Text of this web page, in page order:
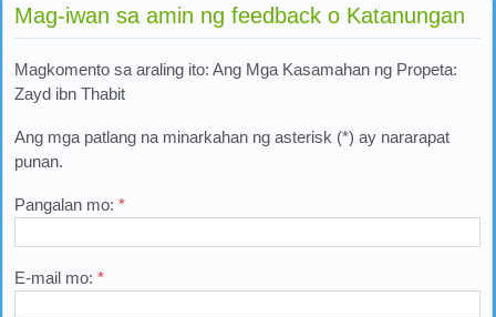
Mag-iwan sa amin ng feedback o Katanungan
Magkomento sa araling ito: Ang Mga Kasamahan ng Propeta:
Zayd ibn Thabit
Ang mga patlang na minarkahan ng asterisk (*) ay nararapat
punan.
Pangalan mo: *
E-mail mo: *